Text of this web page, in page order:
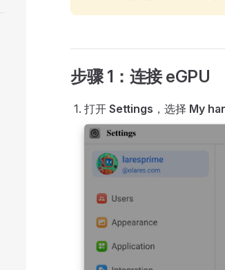
步骤 1：连接 eGPU
打开 Settings ，选择 My